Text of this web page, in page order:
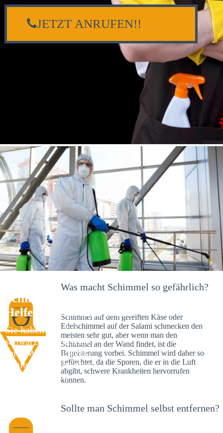
Schimmelexperte in Bretten – Ihr
Helfer an Ort und Stelle
Sie haben kürzlich
schwarze Flecken an
Ihrer Wand entdeckt?
Schlechte Nachrichten:
Sie haben einen
JETZT ANRUFEN!!
Was macht Schimmel so gefährlich?
Schimmel auf dem gereiften Käse oder
Edelschimmel auf der Salami schmecken den
meisten sehr gut, aber wenn man den
Schimmel an der Wand findet, ist die
Begeisterung vorbei. Schimmel wird daher so
gefürchtet, da die Sporen, die er in die Luft
abgibt, schwere Krankheiten hervorrufen
können.
Sollte man Schimmel selbst entfernen?